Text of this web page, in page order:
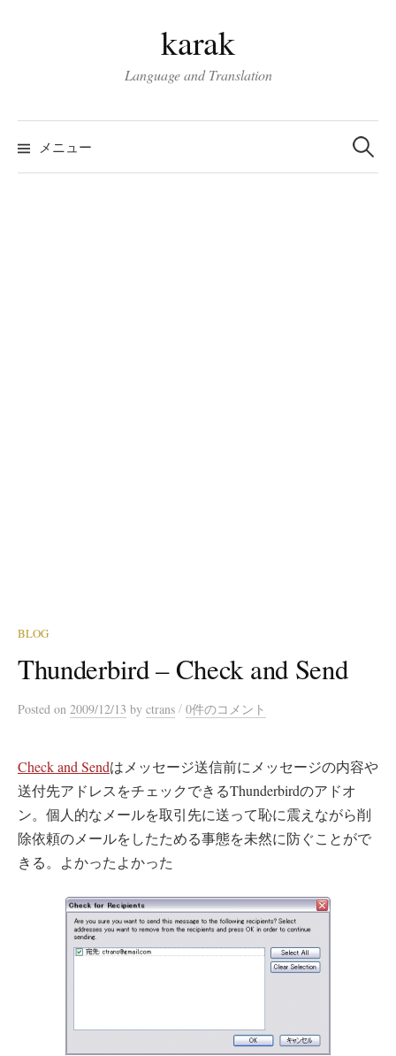
ス
キ
karak
Language and Translation
メニュー
検
索:
BLOG
Thunderbird – Check and Send
Posted on 2009/12/13 by ctrans / 0件のコメント
Check and Sendはメッセージ送信前にメッセージの内容や
送付先アドレスをチェックできるThunderbirdのアドオ
ン。個人的なメールを取引先に送って恥に震えながら削
除依頼のメールをしたためる事態を未然に防ぐことがで
きる。よかったよかった